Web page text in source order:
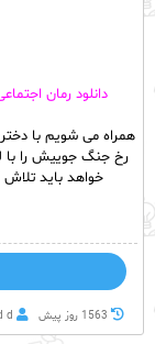
دانلود رمان
همراه می شویم با
رخ جنگ جوییش را با
خواهد باید
1563 روز پيش d